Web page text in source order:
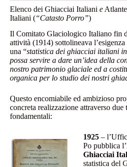
Elenco dei Ghiacciai Italiani e
Italiani (“Catasto Porro”)
Il Comitato Glaciologico Italiano fin
attività (1914) sottolineava
una “statistica dei ghiacciai italiani
possa servire a dare un’idea della
nostro patrimonio glaciale ed a
organica per lo studio dei nostri
Questo encomiabile ed ambizioso
concreta realizzazione attraverso due
fondamentali:
1925 –
Po pubblica l’
Ghiacciai
statistica del